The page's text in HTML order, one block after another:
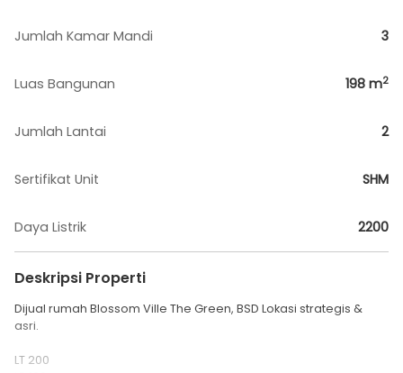
Jumlah Kamar Mandi 3
Luas Bangunan 198 m2
Jumlah Lantai 2
Sertifikat Unit SHM
Daya Listrik 2200
Deskripsi Properti
Dijual rumah Blossom Ville The Green, BSD Lokasi strategis &
asri.
LT 200